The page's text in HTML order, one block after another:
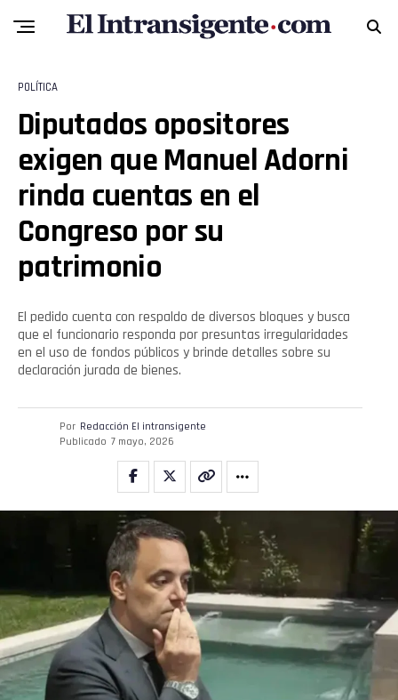
POLÍTICA
Diputados opositores
exigen que Manuel Adorni
rinda cuentas en el
Congreso por su
patrimonio
El pedido cuenta con respaldo de diversos bloques y busca
que el funcionario responda por presuntas irregularidades
en el uso de fondos públicos y brinde detalles sobre su
declaración jurada de bienes.
Por Redacción El intransigente
Publicado 7 mayo, 2026